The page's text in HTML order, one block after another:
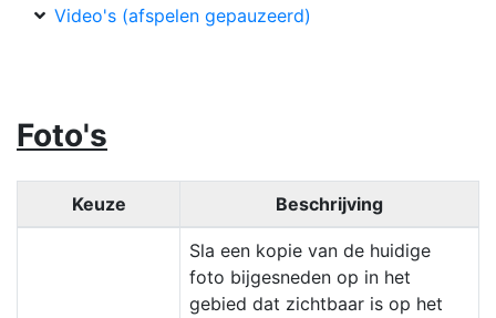
Video's (afspelen gepauzeerd)
Foto's
Keuze Beschrijving
Sla een kopie van de huidige
foto bijgesneden op in het
gebied dat zichtbaar is op het